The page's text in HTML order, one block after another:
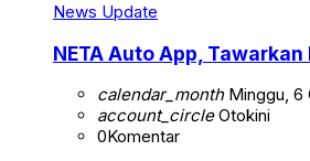
News Update
NETA Auto App,
calendar_monthMinggu, 6
account_circleOtokini
0Komentar